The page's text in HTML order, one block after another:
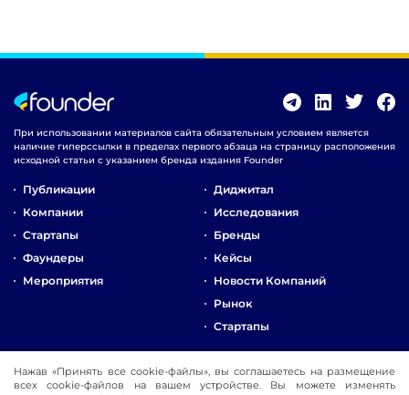
При использовании материалов сайта обязательным условием является
наличие гиперссылки в пределах первого абзаца на страницу расположения
исходной статьи с указанием бренда издания Founder
Публикации
Компании
Стартапы
Фаундеры
Мероприятия
Диджитал
Исследования
Бренды
Кейсы
Новости Компаний
Рынок
Стартапы
Реклама
Нажав «Принять все cookie-файлы», вы соглашаетесь на размещение
всех cookie-файлов на вашем устройстве. Вы можете изменять